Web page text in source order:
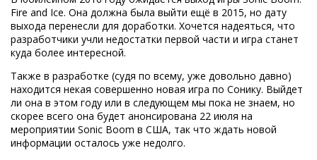
Fire and Ice. Она должна была выйти ещё в 2015, но дату
выхода перенесли для доработки. Хочется надеяться, что
разработчики учли недостатки первой части и игра станет
куда более интересной.
Также в разработке (судя по всему, уже довольно давно)
находится некая совершенно новая игра по Сонику. Выйдет
ли она в этом году или в следующем мы пока не знаем, но
скорее всего она будет анонсирована 22 июля на
мероприятии Sonic Boom в США, так что ждать новой
информации осталось уже недолго.